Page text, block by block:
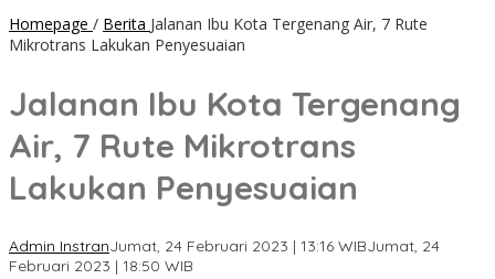
Homepage / Berita Jalanan Ibu Kota Tergenang Air, 7 Rute
Mikrotrans Lakukan Penyesuaian
Jalanan Ibu Kota Tergenang
Air, 7 Rute Mikrotrans
Lakukan Penyesuaian
Admin InstranJumat, 24 Februari 2023 | 13:16 WIBJumat, 24
Februari 2023 | 18:50 WIB